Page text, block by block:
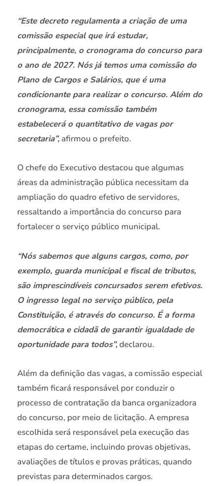
“Este decreto regulamenta a criação de uma
comissão especial que irá estudar,
principalmente, o cronograma do concurso para
o ano de 2027. Nós já temos uma comissão do
Plano de Cargos e Salários, que é uma
condicionante para realizar o concurso. Além do
cronograma, essa comissão também
estabelecerá o quantitativo de vagas por
secretaria”, afirmou o prefeito.
O chefe do Executivo destacou que algumas
áreas da administração pública necessitam da
ampliação do quadro efetivo de servidores,
ressaltando a importância do concurso para
fortalecer o serviço público municipal.
“Nós sabemos que alguns cargos, como, por
exemplo, guarda municipal e fiscal de tributos,
são imprescindíveis concursados serem efetivos.
O ingresso legal no serviço público, pela
Constituição, é através do concurso. É a forma
democrática e cidadã de garantir igualdade de
oportunidade para todos”,declarou.
Além da definição das vagas, a comissão especial
também ficará responsável por conduzir o
processo de contratação da banca organizadora
do concurso, por meio de licitação. A empresa
escolhida será responsável pela execução das
etapas do certame, incluindo provas objetivas,
avaliações de títulos e provas práticas, quando
previstas para determinados cargos.